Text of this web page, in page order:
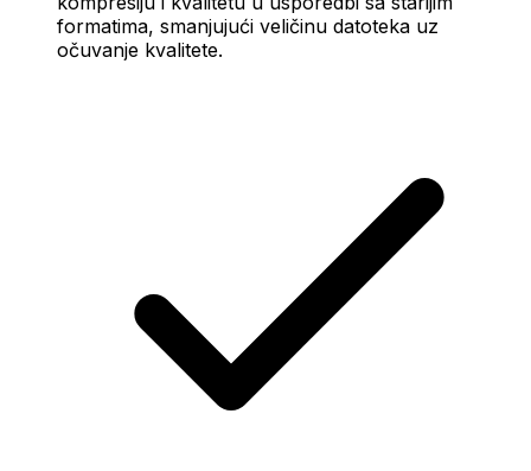
formatima, smanjujući veličinu datoteka uz
očuvanje kvalitete.